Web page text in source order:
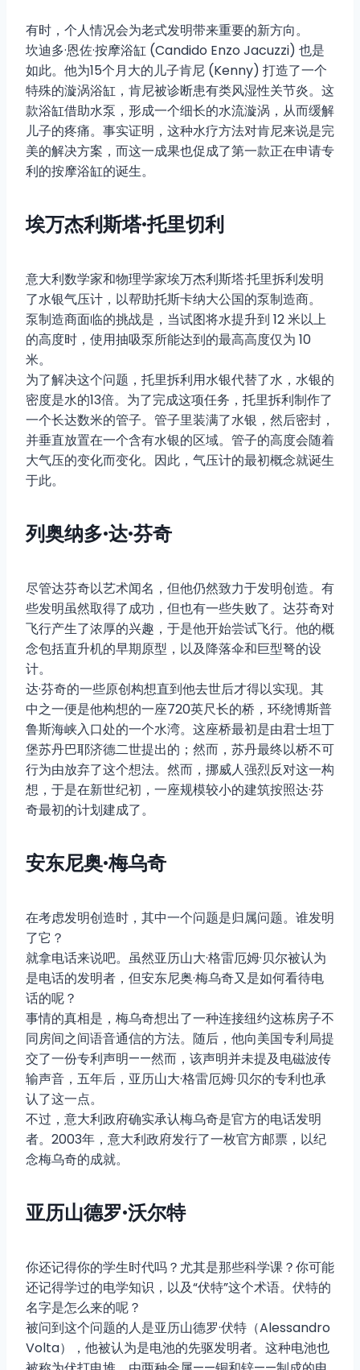
有时，个人情况会为老式发明带来重要的新方向。
坎迪多·恩佐·按摩浴缸 (Candido Enzo Jacuzzi) 也是
如此。他为15个月大的儿子肯尼 (Kenny) 打造了一个
特殊的漩涡浴缸，肯尼被诊断患有类风湿性关节炎。这
款浴缸借助水泵，形成一个细长的水流漩涡，从而缓解
儿子的疼痛。事实证明，这种水疗方法对肯尼来说是完
美的解决方案，而这一成果也促成了第一款正在申请专
利的按摩浴缸的诞生。
埃万杰利斯塔·托里切利
意大利数学家和物理学家埃万杰利斯塔·托里拆利发明
了水银气压计，以帮助托斯卡纳大公国的泵制造商。
泵制造商面临的挑战是，当试图将水提升到 12 米以上
的高度时，使用抽吸泵所能达到的最高高度仅为 10
米。
为了解决这个问题，托里拆利用水银代替了水，水银的
密度是水的13倍。为了完成这项任务，托里拆利制作了
一个长达数米的管子。管子里装满了水银，然后密封，
并垂直放置在一个含有水银的区域。管子的高度会随着
大气压的变化而变化。因此，气压计的最初概念就诞生
于此。
列奥纳多·达·芬奇
尽管达芬奇以艺术闻名，但他仍然致力于发明创造。有
些发明虽然取得了成功，但也有一些失败了。达芬奇对
飞行产生了浓厚的兴趣，于是他开始尝试飞行。他的概
念包括直升机的早期原型，以及降落伞和巨型弩的设
计。
达·芬奇的一些原创构想直到他去世后才得以实现。其
中之一便是他构想的一座720英尺长的桥，环绕博斯普
鲁斯海峡入口处的一个水湾。这座桥最初是由君士坦丁
堡苏丹巴耶济德二世提出的；然而，苏丹最终以桥不可
行为由放弃了这个想法。然而，挪威人强烈反对这一构
想，于是在新世纪初，一座规模较小的建筑按照达·芬
奇最初的计划建成了。
安东尼奥·梅乌奇
在考虑发明创造时，其中一个问题是归属问题。谁发明
了它？
就拿电话来说吧。虽然亚历山大·格雷厄姆·贝尔被认为
是电话的发明者，但安东尼奥·梅乌奇又是如何看待电
话的呢？
事情的真相是，梅乌奇想出了一种连接纽约这栋房子不
同房间之间语音通信的方法。随后，他向美国专利局提
交了一份专利声明——然而，该声明并未提及电磁波传
输声音，五年后，亚历山大·格雷厄姆·贝尔的专利也承
认了这一点。
不过，意大利政府确实承认梅乌奇是官方的电话发明
者。2003年，意大利政府发行了一枚官方邮票，以纪
念梅乌奇的成就。
亚历山德罗·沃尔特
你还记得你的学生时代吗？尤其是那些科学课？你可能
还记得学过的电学知识，以及“伏特”这个术语。伏特的
名字是怎么来的呢？
被问到这个问题的人是亚历山德罗·伏特（Alessandro
Volta），他被认为是电池的先驱发明者。这种电池也